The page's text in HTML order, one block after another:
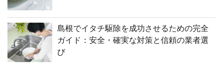
島根でイタチ駆除を成功させるための完全
ガイド：安全・確実な対策と信頼の業者選
び